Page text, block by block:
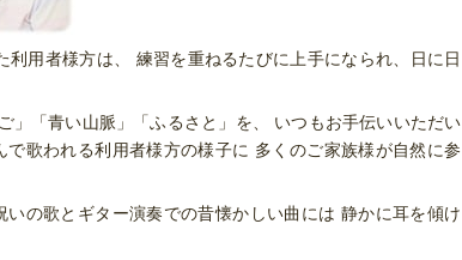
用者様方は、 練習を重ねるたびに上手になられ、日に日
」「青い山脈」「ふるさと」を、 いつもお手伝いいただい
歌われる利用者様方の様子に 多くのご家族様が自然に参
の歌とギター演奏での昔懐かしい曲には 静かに耳を傾け